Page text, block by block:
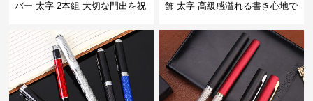
バー 太字 2本組 大切な門出を祝
ト
飾 太字 高級感溢れる書き心地で